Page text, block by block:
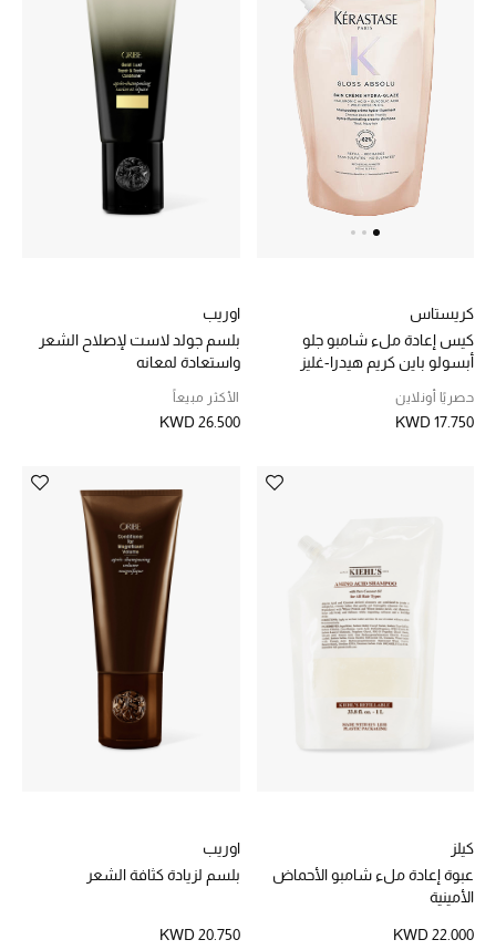
الحقائب
الموسم الجديد
الحقائب النسائية
حقائب الأطفال
أبرز المصممين
الأحذية
أحذية للأطفال
أبرز المصممين
كريستاس
كيس إعادة ملء شامبو جلو
أبسولو باين كريم هيدرا-غليز
حصريًا أونلاين
KWD 17.750
اوريب
بلسم جولد لاست لإصلاح الشعر
واستعادة لمعانه
الأكثر مبيعاً
KWD 26.500
كيلز
عبوة إعادة ملء شامبو الأحماض
الأمينية
KWD 22.000
اوريب
بلسم لزيادة كثافة الشعر
KWD 20.750